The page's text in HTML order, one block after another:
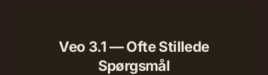
Veo 3.1 — Ofte Stillede
Spørgsmål